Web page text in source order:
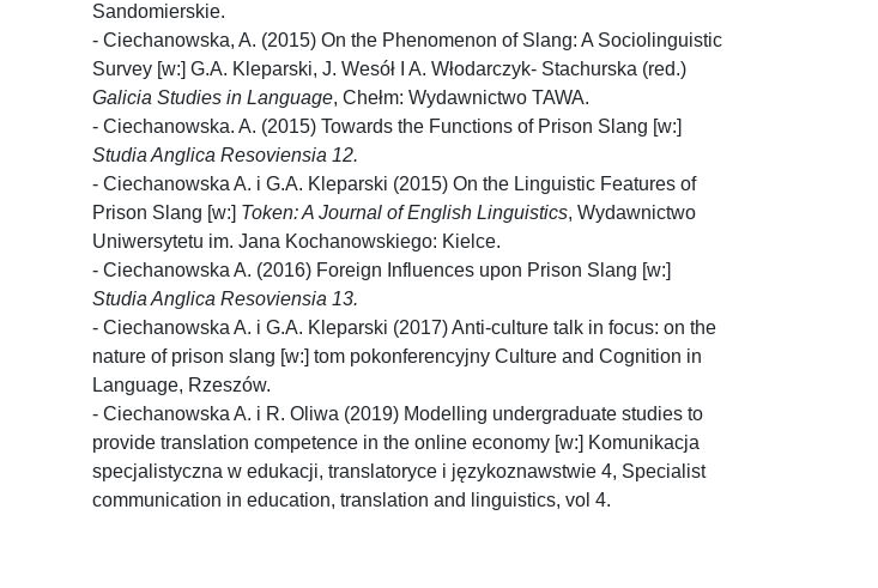
Sandomierskie.
- Ciechanowska, A. (2015) On the Phenomenon of Slang: A Sociolinguistic
Survey [w:] G.A. Kleparski, J. Wesół I A. Włodarczyk- Stachurska (red.)
Galicia Studies in Language, Chełm: Wydawnictwo TAWA.
- Ciechanowska. A. (2015) Towards the Functions of Prison Slang [w:]
Studia Anglica Resoviensia 12.
- Ciechanowska A. i G.A. Kleparski (2015) On the Linguistic Features of
Prison Slang [w:] Token: A Journal of English Linguistics, Wydawnictwo
Uniwersytetu im. Jana Kochanowskiego: Kielce.
- Ciechanowska A. (2016) Foreign Influences upon Prison Slang [w:]
Studia Anglica Resoviensia 13.
- Ciechanowska A. i G.A. Kleparski (2017) Anti-culture talk in focus: on the
nature of prison slang [w:] tom pokonferencyjny Culture and Cognition in
Language, Rzeszów.
- Ciechanowska A. i R. Oliwa (2019) Modelling undergraduate studies to
provide translation competence in the online economy [w:] Komunikacja
specjalistyczna w edukacji, translatoryce i językoznawstwie 4, Specialist
communication in education, translation and linguistics, vol 4.